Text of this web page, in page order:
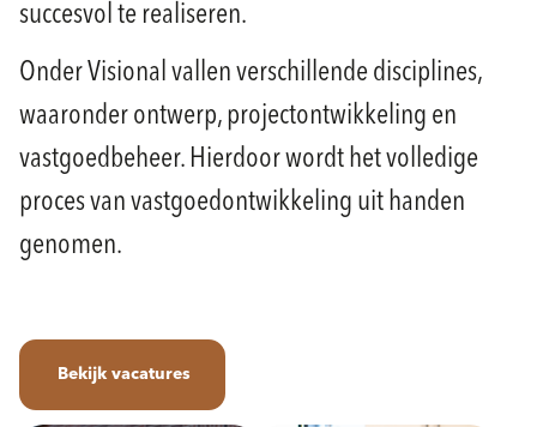
succesvol te realiseren.
Onder Visional vallen verschillende disciplines,
waaronder ontwerp, projectontwikkeling en
vastgoedbeheer. Hierdoor wordt het volledige
proces van vastgoedontwikkeling uit handen
genomen.
Bekijk vacatures